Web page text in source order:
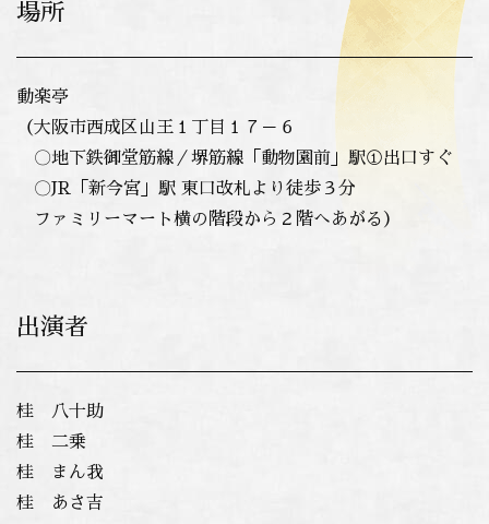
場所
動楽亭
（大阪市西成区山王１丁目１７－６
〇地下鉄御堂筋線／堺筋線「動物園前」駅①出口すぐ
〇JR「新今宮」駅 東口改札より徒歩３分
ファミリーマート横の階段から２階へあがる）
出演者
桂 八十助
桂 二乗
桂 まん我
桂 あさ吉